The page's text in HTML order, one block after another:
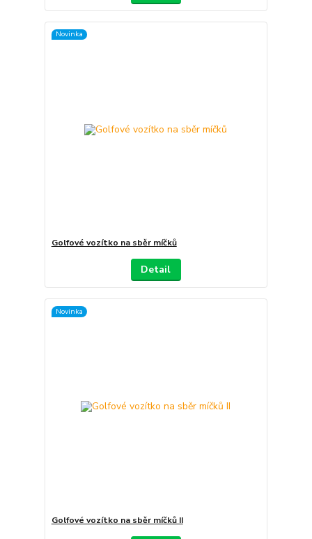
Novinka
Golfové vozítko na sběr míčků
Detail
Novinka
Golfové vozítko na sběr míčků II